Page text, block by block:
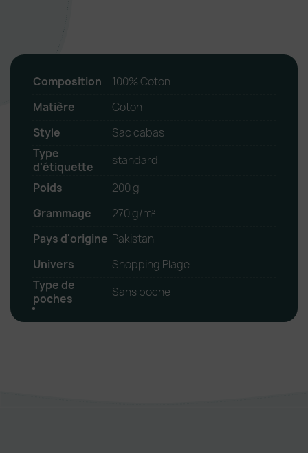
Composition
100% Coton
Matière
Coton
Style
Sac cabas
Type
d'étiquette
standard
Poids
200 g
Grammage
270 g/m²
Pays d'origine Pakistan
Univers
Shopping Plage
Type de
poches
Sans poche